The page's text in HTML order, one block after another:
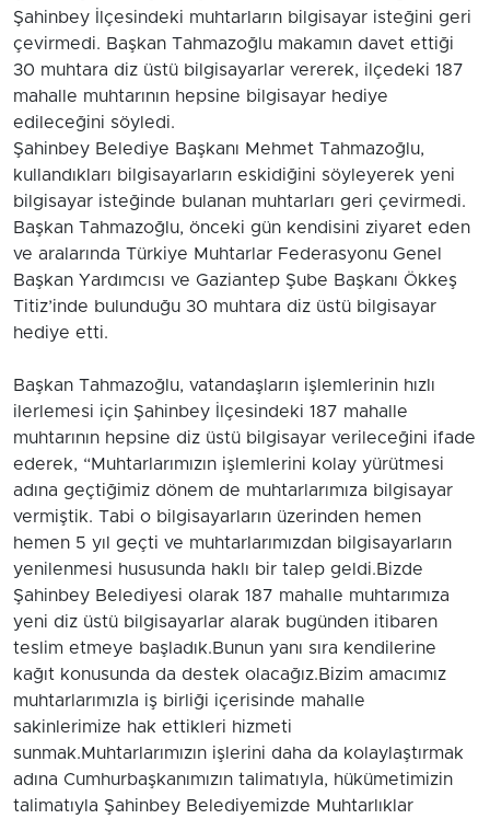
Şahinbey İlçesindeki muhtarların bilgisayar isteğini geri
çevirmedi. Başkan Tahmazoğlu makamın davet ettiği
30 muhtara diz üstü bilgisayarlar vererek, ilçedeki 187
mahalle muhtarının hepsine bilgisayar hediye
edileceğini söyledi.
Şahinbey Belediye Başkanı Mehmet Tahmazoğlu,
kullandıkları bilgisayarların eskidiğini söyleyerek yeni
bilgisayar isteğinde bulanan muhtarları geri çevirmedi.
Başkan Tahmazoğlu, önceki gün kendisini ziyaret eden
ve aralarında Türkiye Muhtarlar Federasyonu Genel
Başkan Yardımcısı ve Gaziantep Şube Başkanı Ökkeş
Titiz’inde bulunduğu 30 muhtara diz üstü bilgisayar
hediye etti.
Başkan Tahmazoğlu, vatandaşların işlemlerinin hızlı
ilerlemesi için Şahinbey İlçesindeki 187 mahalle
muhtarının hepsine diz üstü bilgisayar verileceğini ifade
ederek, “Muhtarlarımızın işlemlerini kolay yürütmesi
adına geçtiğimiz dönem de muhtarlarımıza bilgisayar
vermiştik. Tabi o bilgisayarların üzerinden hemen
hemen 5 yıl geçti ve muhtarlarımızdan bilgisayarların
yenilenmesi hususunda haklı bir talep geldi.Bizde
Şahinbey Belediyesi olarak 187 mahalle muhtarımıza
yeni diz üstü bilgisayarlar alarak bugünden itibaren
teslim etmeye başladık.Bunun yanı sıra kendilerine
kağıt konusunda da destek olacağız.Bizim amacımız
muhtarlarımızla iş birliği içerisinde mahalle
sakinlerimize hak ettikleri hizmeti
sunmak.Muhtarlarımızın işlerini daha da kolaylaştırmak
adına Cumhurbaşkanımızın talimatıyla, hükümetimizin
talimatıyla Şahinbey Belediyemizde Muhtarlıklar